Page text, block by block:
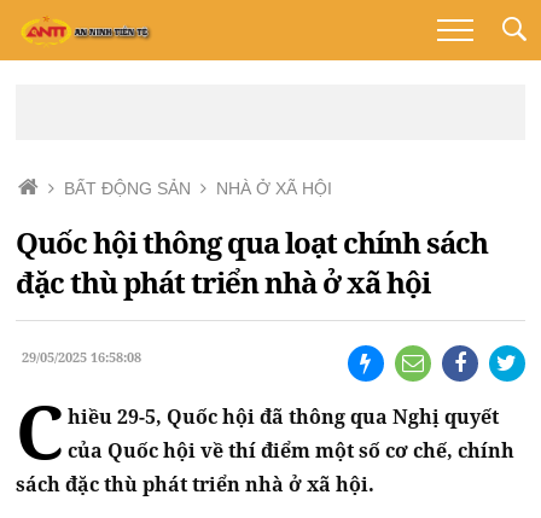
BẤT ĐỘNG SẢN NHÀ Ở XÃ HỘI
Quốc hội thông qua loạt chính sách
đặc thù phát triển nhà ở xã hội
29/05/2025 16:58:08
C hiều 29-5, Quốc hội đã thông qua Nghị quyết
của Quốc hội về thí điểm một số cơ chế, chính
sách đặc thù phát triển nhà ở xã hội.